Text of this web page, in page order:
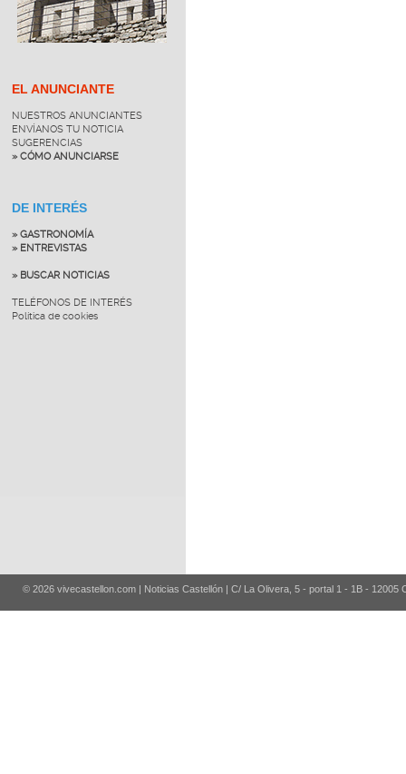
EL ANUNCIANTE
NUESTROS ANUNCIANTES
ENVÍANOS TU NOTICIA
SUGERENCIAS
» CÓMO ANUNCIARSE
DE INTERÉS
» GASTRONOMÍA
» ENTREVISTAS
» BUSCAR NOTICIAS
TELÉFONOS DE INTERÉS
Política de cookies
© 2026 vivecastellon.com | Noticias Castellón | C/ La Olivera, 5 - portal 1 - 1B - 12005